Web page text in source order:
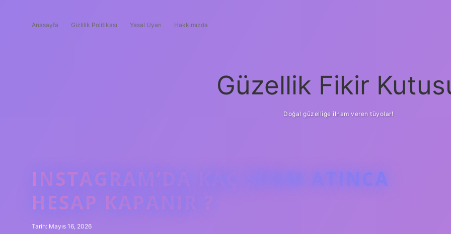
Anasayfa Gizlilik Politikası Yasal Uyarı Hakkımızda
Güzellik Fikir
Doğal güzelliğe ilham veren tüyolar!
INSTAGRAM’DA KAÇ SPAM ATINCA
HESAP KAPANIR ?
Tarih: Mayıs 16, 2026